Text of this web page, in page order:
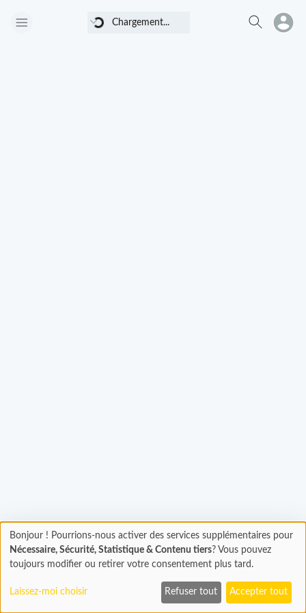
Chargement... Chargement...
Chargement
En cours...
Bonjour ! Pourrions-nous activer des services supplémentaires pour
Nécessaire, Sécurité, Statistique & Contenu tiers? Vous pouvez
toujours modifier ou retirer votre consentement plus tard.
Laissez-moi choisir Refuser tout Accepter tout